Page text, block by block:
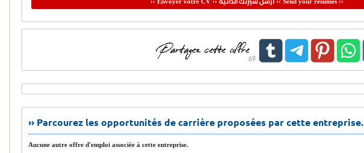
›› Parcourez les opportunités de carrière proposées par cette entreprise.
Aucune autre offre d'emploi associée à cette entreprise.